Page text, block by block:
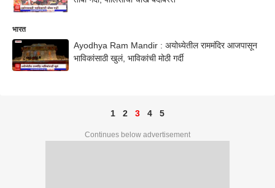
भारत
Ayodhya Ram Mandir : अयोध्येतील राममंदिर आजपासून
भाविकांसाठी खुलं, भाविकांची मोठी गर्दी
1 2 3 4 5
Continues below advertisement